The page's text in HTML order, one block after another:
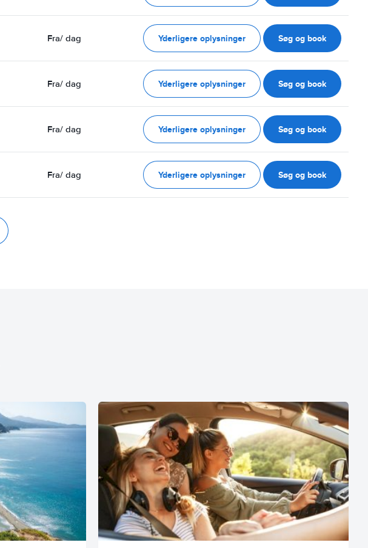
Fra/ dag Yderligere oplysninger Søg og book
Fra/ dag Yderligere oplysninger Søg og book
Fra/ dag Yderligere oplysninger Søg og book
Fra/ dag Yderligere oplysninger Søg og book